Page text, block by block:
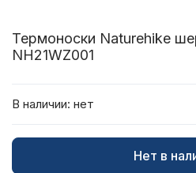
Термоноски Naturehike
NH21WZ001
В наличии: нет
Нет в